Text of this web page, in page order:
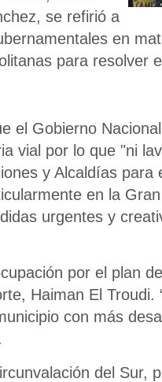
se refirió a
en
para resolver
el Gobierno
vial por lo que "ni
y Alcaldías para
en la
urgentes y
por el plan
Haiman El Troudi.
con más
del Sur,